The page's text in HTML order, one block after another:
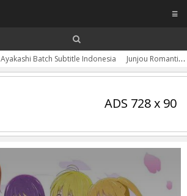
☰
Ayakashi Batch Subtitle Indonesia Junjou Romantica Season 1-3 Batch Subtitle Indonesia
ADS 728 x 90